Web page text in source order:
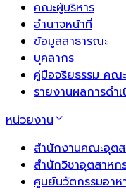
คณะผู้บริหาร
อำนาจหน้าที่
ข้อมูลสาธารณะ
บุคลากร
คู่มือจริยธรรม คณ
รายงานผลการดำ
หน่วยงาน
สำนักงานคณะอุต
สำนักวิชาอุตสาหก
ศูนย์นวัตกรรมอาห